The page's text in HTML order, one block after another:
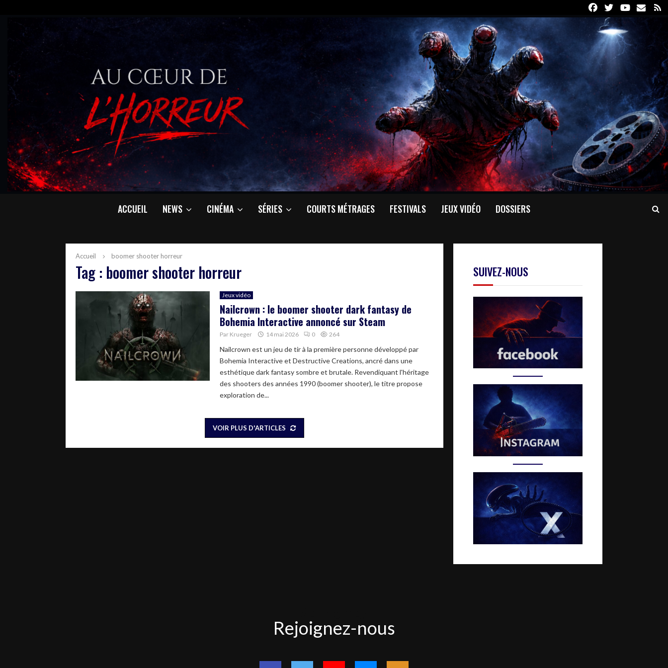
FacebookTwitterYoutube
Email
ACCUEIL NEWS CINÉMA SÉRIES COURTS MÉTRAGES FESTIVALS JEUX VIDÉO DOSSIERS
Accueil boomer shooter horreur
Tag : boomer shooter horreur
Jeux vidéo
Nailcrown : le boomer shooter dark fantasy de
Bohemia Interactive annoncé sur Steam
Par Krueger 14 mai 2026 0 264
Nailcrown est un jeu de tir à la première personne développé par
Bohemia Interactive et Destructive Creations, ancré dans une
esthétique dark fantasy sombre et brutale. Revendiquant l'héritage
des shooters des années 1990 (boomer shooter), le titre propose
exploration de...
VOIR PLUS D'ARTICLES
SUIVEZ-NOUS
nous
Rejoignez-nous